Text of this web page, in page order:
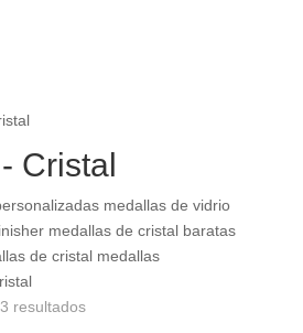
Cristal
medallas de vidrio
medallas de cristal baratas
de cristal medallas
resultadosOrdenado